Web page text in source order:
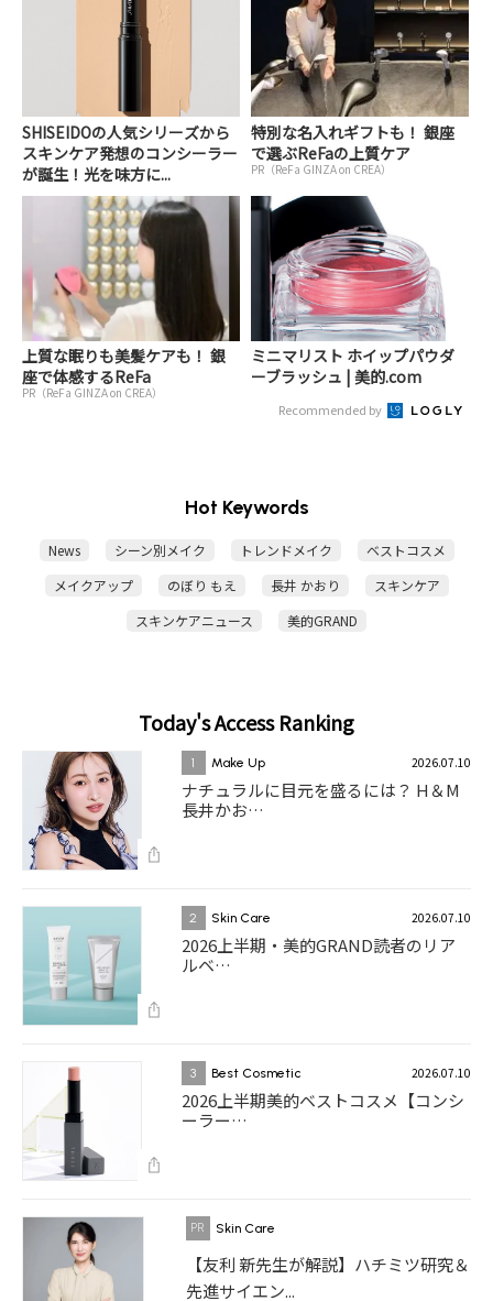
SHISEIDOの人気シリーズから
スキンケア発想のコンシーラー
が誕生！光を味方に...
特別な名入れギフトも！ 銀座
で選ぶReFaの上質ケア
PR（ReFa GINZA on CREA）
上質な眠りも美髪ケアも！ 銀
座で体感するReFa
PR（ReFa GINZA on CREA）
ミニマリスト ホイップパウダ
ーブラッシュ | 美的.com
Recommended by
Hot Keywords
News シーン別メイク トレンドメイク
ベストコスメ
メイクアップ
のぼり もえ 長井 かおり
スキンケア
スキンケアニュース
美的GRAND
Today's Access Ranking
1 Make Up 2026.07.10
ナチュラルに目元を盛るには？ H＆M
長井かお…
2 Skin Care 2026.07.10
2026上半期・美的GRAND読者のリア
ルベ…
3 Best Cosmetic 2026.07.10
2026上半期美的ベストコスメ【コンシ
ーラー…
Skin Care
【友利 新先生が解説】ハチミツ研究＆
先進サイエン...